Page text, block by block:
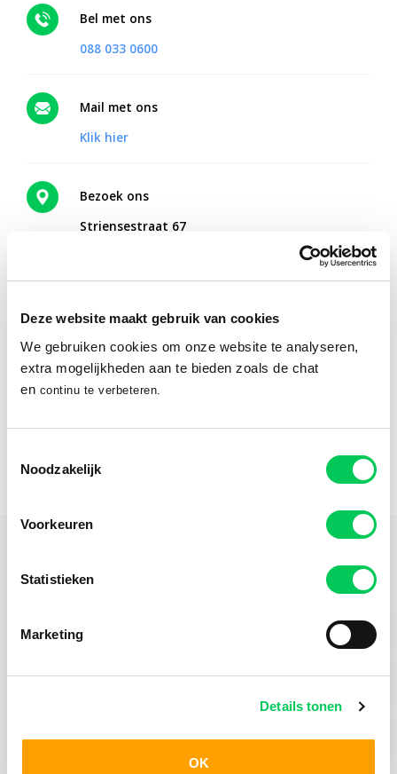
Deze website maakt gebruik van cookies
We gebruiken cookies om onze website te analyseren,
extra mogelijkheden aan te bieden zoals de chat
en continu te verbeteren.
Noodzakelijk
Voorkeuren
Statistieken
Marketing
Details tonen
OK
Bel met ons
088 033 0600
Mail met ons
Klik hier
Bezoek ons
Striensestraat 67
Routebeschrijving
Online therapie vanuit huis?
Met Mentaal Beter Online ontvang je hulp vanaf een plek waar
Behandelmogelijkheden Jong